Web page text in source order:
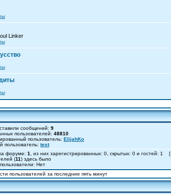
Linker
сообщений: 9
пользователей: 48810
пользователь: ElijahKo
test
форуме: 1 , из них зарегистрированных: 0, скрытых: 0 и гостей: 1 [
(11) здесь было
Нет
пользователей за последние пять минут